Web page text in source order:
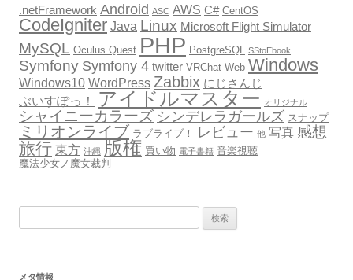
.netFramework Android ASC AWS C# CentOS
CodeIgniter Java Linux Microsoft Flight Simulator
MySQL Oculus Quest PHP PostgreSQL SStoEbook
Symfony Symfony 4 twitter VRChat Web Windows
Windows10 WordPress Zabbix にじさんじ
ぶいすぽっ！ アイドルマスター オリジナル
シャイニーカラーズ シンデレラガールズ スナップ
ミリオンライブ ラブライブ！ レビュー 他 写真 感想
旅行 東方 沖縄 版権 買い物 電子書籍 音楽視聴
魔法少女ノ魔女裁判
索:
メタ情報